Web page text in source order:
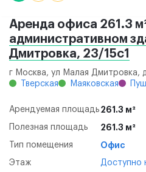
Аренда офиса 261.3
административном
Дмитровка, 23/15с1
г Москва, ул Малая Дмитровка,
Тверская
Маяковская
Арендуемая площадь 261.3 м²
Полезная площадь 261.3 м²
Тип помещения Офис
Этаж Доступно